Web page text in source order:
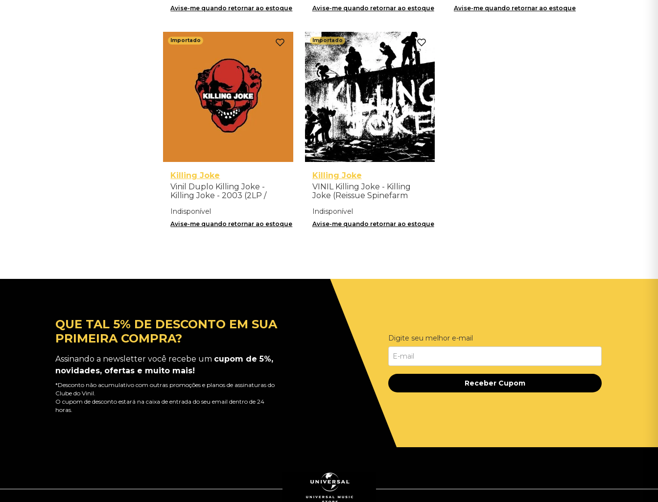
Avise-me quando retornar ao estoque Avise-me quando retornar ao estoque Avise-me quando retornar ao estoque
Importado
Killing Joke
Vinil Duplo Killing Joke -
Killing Joke - 2003 (2LP /
Indisponível
Avise-me quando retornar ao estoque
Importado
Killing Joke
VINIL Killing Joke - Killing
Joke (Reissue Spinefarm
Indisponível
Avise-me quando retornar ao estoque
QUE TAL 5% DE DESCONTO EM SUA
PRIMEIRA COMPRA?
Assinando a newsletter você recebe um cupom de 5%,
novidades, ofertas e muito mais!
*Desconto não acumulativo com outras promoções e planos de assinaturas do
Clube do Vinil.
O cupom de desconto estará na caixa de entrada do seu email dentro de 24
horas.
Digite seu melhor e-mail
Receber Cupom